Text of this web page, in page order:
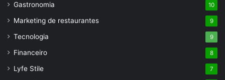
Gastronomia 10
Marketing de restaurantes 9
Tecnologia 9
Financeiro 8
Lyfe Stile 7